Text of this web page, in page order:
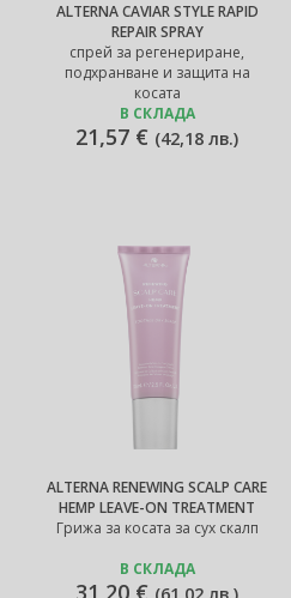
ALTERNA CAVIAR STYLE RAPID
REPAIR SPRAY
спрей за регенериране,
подхранване и защита на
косата
В СКЛАДА
21,57 € (42,18 лв.)
ALTERNA RENEWING SCALP CARE
HEMP LEAVE-ON TREATMENT
Грижа за косата за сух скалп
В СКЛАДА
31,20 €